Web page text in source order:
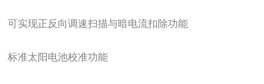
可实现正反向调速扫描与暗电流扣除功能
标准太阳电池校准功能